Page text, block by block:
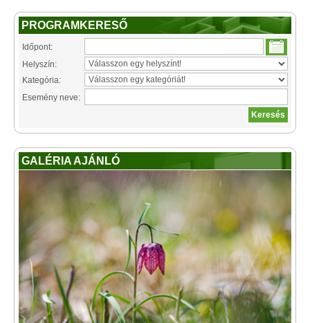
PROGRAMKERESŐ
Időpont:
Helyszín:
Kategória:
Esemény neve:
GALÉRIA AJÁNLÓ